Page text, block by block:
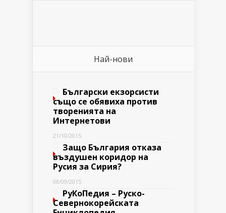
Най-нови
Български екзорсисти
също се обявиха против
творенията на
Интернетови
21/10/2015
Защо България отказа
въздушен коридор на
Русия за Сирия?
08/09/2015
РуКоПедия – Руско-
Севернокорейската